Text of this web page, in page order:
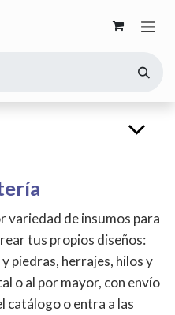
variedad de insumos para
tus propios diseños:
piedras, herrajes, hilos y
o al por mayor, con envío
catálogo o entra a las